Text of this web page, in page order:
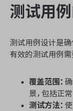
测试用
测试用例设计是
有效的测试用例需
覆盖范围：
景，包括正
测试方法：